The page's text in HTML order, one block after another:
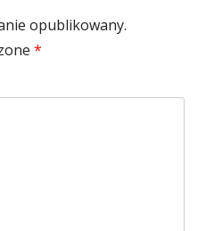
opublikowany.
*